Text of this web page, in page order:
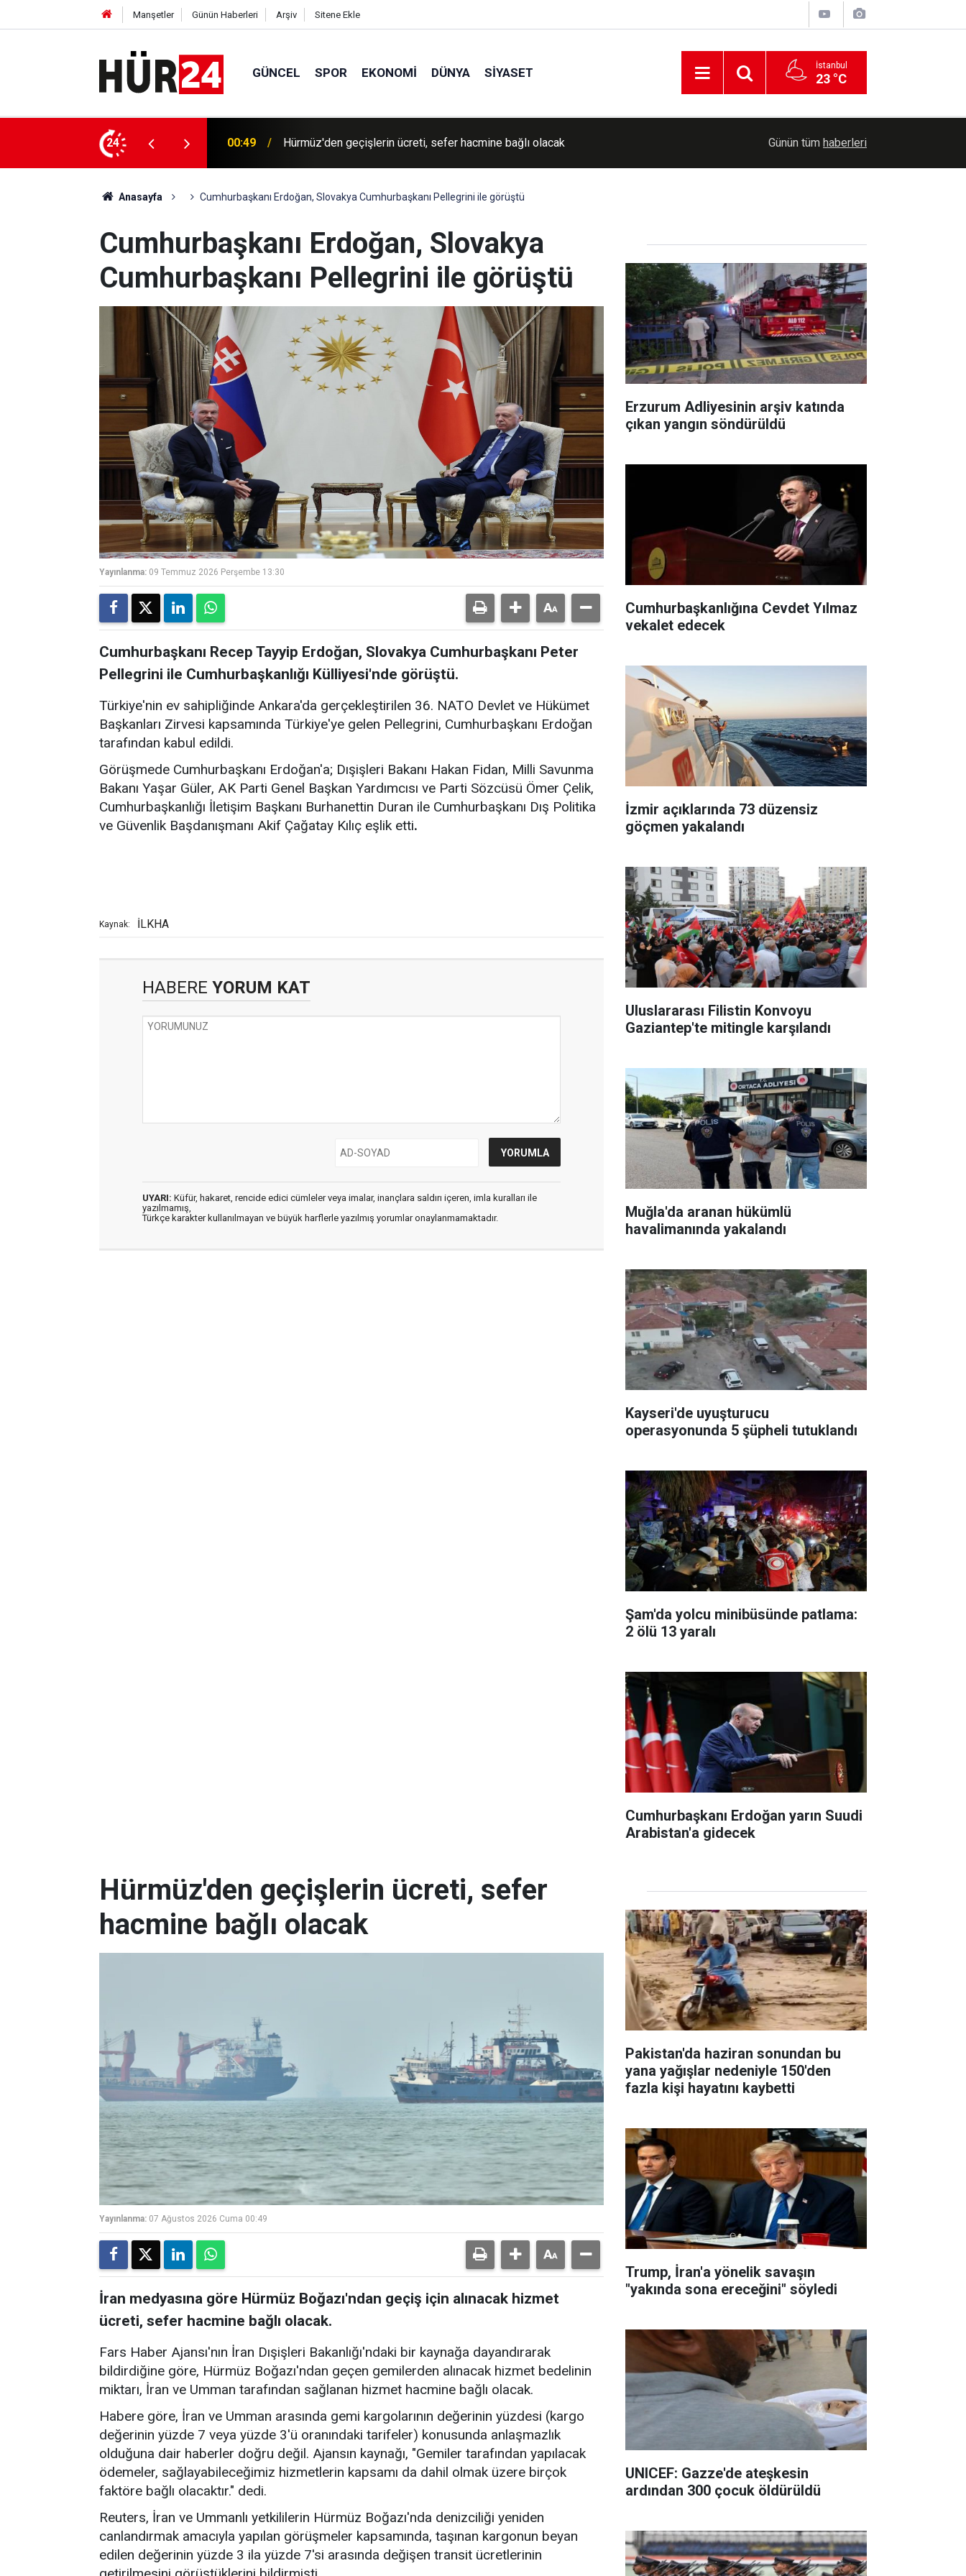
Manşetler Günün Haberleri Arşiv Sitene Ekle
GÜNCEL SPOR EKONOMI DÜNYA SIYASET İstanbul
23 °C
24
hacmine bağlı olacak 00:35 Trump, İran'a yönelik savaşın "yakında sona ereceğini" söyledi Cumhurbaşkanlığına Cevdet Yılmaz vekalet
Günün tüm haberleri
Anasayfa Cumhurbaşkanı Erdoğan, Slovakya Cumhurbaşkanı Pellegrini ile görüştü
Cumhurbaşkanı Erdoğan, Slovakya
Cumhurbaşkanı Pellegrini ile görüştü
Yayınlanma: 09 Temmuz 2026 Perşembe 13:30
Cumhurbaşkanı Recep Tayyip Erdoğan, Slovakya Cumhurbaşkanı Peter
Pellegrini ile Cumhurbaşkanlığı Külliyesi'nde görüştü.
Türkiye'nin ev sahipliğinde Ankara'da gerçekleştirilen 36. NATO Devlet ve Hükümet
Başkanları Zirvesi kapsamında Türkiye'ye gelen Pellegrini, Cumhurbaşkanı Erdoğan
tarafından kabul edildi.
Görüşmede Cumhurbaşkanı Erdoğan'a; Dışişleri Bakanı Hakan Fidan, Milli Savunma
Bakanı Yaşar Güler, AK Parti Genel Başkan Yardımcısı ve Parti Sözcüsü Ömer Çelik,
Cumhurbaşkanlığı İletişim Başkanı Burhanettin Duran ile Cumhurbaşkanı Dış Politika
ve Güvenlik Başdanışmanı Akif Çağatay Kılıç eşlik etti.
Kaynak: İLKHA
HABERE YORUM KAT
UYARI: Küfür, hakaret, rencide edici cümleler veya imalar, inançlara saldırı içeren, imla kuralları ile
yazılmamış,
Türkçe karakter kullanılmayan ve büyük harflerle yazılmış yorumlar onaylanmamaktadır.
Erzurum Adliyesinin arşiv katında
çıkan yangın söndürüldü
Cumhurbaşkanlığına Cevdet Yılmaz
vekalet edecek
İzmir açıklarında 73 düzensiz
göçmen yakalandı
Uluslararası Filistin Konvoyu
Gaziantep'te mitingle karşılandı
Muğla'da aranan hükümlü
havalimanında yakalandı
Kayseri'de uyuşturucu
operasyonunda 5 şüpheli tutuklandı
Şam'da yolcu minibüsünde patlama:
2 ölü 13 yaralı
Cumhurbaşkanı Erdoğan yarın Suudi
Arabistan'a gidecek
Hürmüz'den geçişlerin ücreti, sefer
hacmine bağlı olacak
Yayınlanma: 07 Ağustos 2026 Cuma 00:49
İran medyasına göre Hürmüz Boğazı'ndan geçiş için alınacak hizmet
ücreti, sefer hacmine bağlı olacak.
Fars Haber Ajansı'nın İran Dışişleri Bakanlığı'ndaki bir kaynağa dayandırarak
bildirdiğine göre, Hürmüz Boğazı'ndan geçen gemilerden alınacak hizmet bedelinin
miktarı, İran ve Umman tarafından sağlanan hizmet hacmine bağlı olacak.
Habere göre, İran ve Umman arasında gemi kargolarının değerinin yüzdesi (kargo
değerinin yüzde 7 veya yüzde 3'ü oranındaki tarifeler) konusunda anlaşmazlık
olduğuna dair haberler doğru değil. Ajansın kaynağı, "Gemiler tarafından yapılacak
ödemeler, sağlayabileceğimiz hizmetlerin kapsamı da dahil olmak üzere birçok
faktöre bağlı olacaktır." dedi.
Reuters, İran ve Ummanlı yetkililerin Hürmüz Boğazı'nda denizciliği yeniden
canlandırmak amacıyla yapılan görüşmeler kapsamında, taşınan kargonun beyan
edilen değerinin yüzde 3 ila yüzde 7'si arasında değişen transit ücretlerinin
Pakistan'da haziran sonundan bu
yana yağışlar nedeniyle 150'den
fazla kişi hayatını kaybetti
Trump, İran'a yönelik savaşın
"yakında sona ereceğini" söyledi
UNICEF: Gazze'de ateşkesin
ardından 300 çocuk öldürüldü